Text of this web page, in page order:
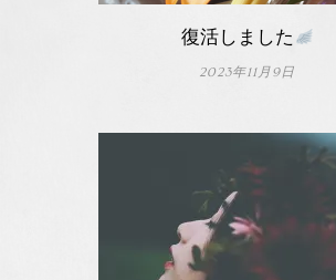
復活しました
2023年11月9日